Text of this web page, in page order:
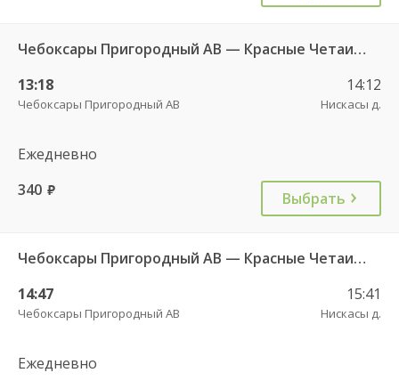
Чебоксары Пригородный АВ — Красные Четаи с. ДКП ч/з Нискасы д. 533
13:18
Чебоксары Пригородный АВ
14:12
Нискасы д.
Ежедневно
340 руб. Выбрать
Чебоксары Пригородный АВ — Красные Четаи с. ДКП ч/з Нискасы д. 533
14:47
Чебоксары Пригородный АВ
15:41
Нискасы д.
Ежедневно